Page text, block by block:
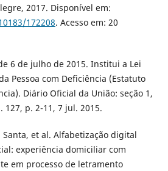
2017. Disponível em:
172208. Acesso em: 20
6 de julho de 2015. Institui a Lei
Pessoa com Deficiência (Estatuto
Diário Oficial da União: seção 1,
127, p. 2-11, 7 jul. 2015.
Santa, et al. Alfabetização digital
experiência domiciliar com
em processo de letramento